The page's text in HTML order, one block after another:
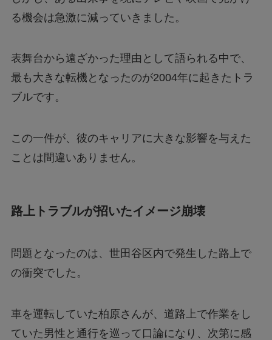
処法は？
あつもりまとめ
ジェームズ・ウェストンが京都で死亡？死因は
る機会は急激に減っていきました。
表舞台から遠ざかった理由として語られる中で、
最も大きな転機となったのが2004年に起きたトラ
ブルです。
この一件が、彼のキャリアに大きな影響を与えた
ことは間違いありません。
路上トラブルが招いたイメージ崩壊
問題となったのは、世田谷区内で発生した路上で
の衝突でした。
車を運転していた柏原さんが、道路上で作業をし
ていた男性と通行を巡って口論になり、次第に感